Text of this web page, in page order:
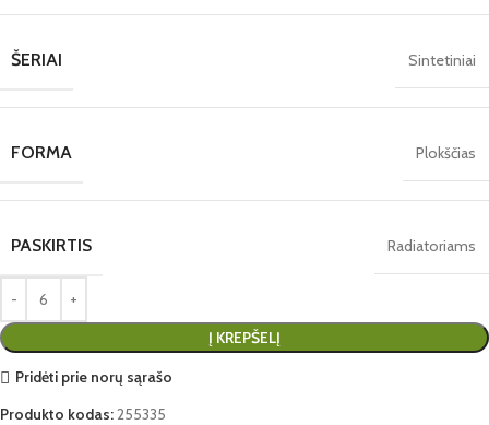
ŠERIAI Sintetiniai
FORMA Plokščias
PASKIRTIS Radiatoriams
Į KREPŠELĮ
Pridėti prie norų sąrašo
Produkto kodas:255335